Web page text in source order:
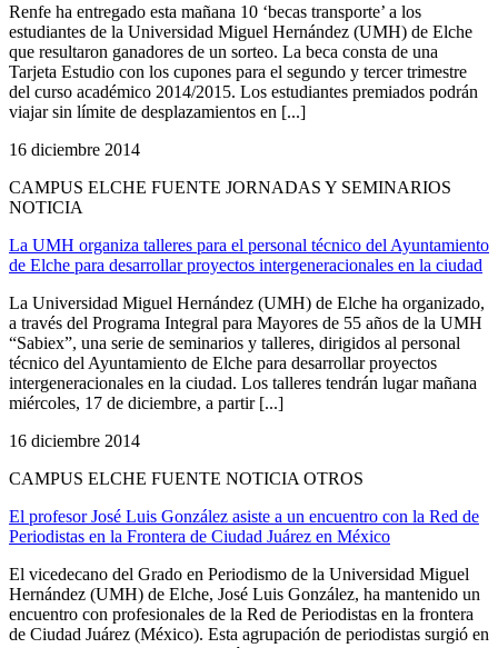
Renfe ha entregado esta mañana 10 ‘becas transporte’ a los
estudiantes de la Universidad Miguel Hernández (UMH) de Elche
que resultaron ganadores de un sorteo. La beca consta de una
Tarjeta Estudio con los cupones para el segundo y tercer trimestre
del curso académico 2014/2015. Los estudiantes premiados podrán
viajar sin límite de desplazamientos en [...]
16 diciembre 2014
CAMPUS ELCHE FUENTE JORNADAS Y SEMINARIOS
NOTICIA
La UMH organiza talleres para el personal técnico del Ayuntamiento
de Elche para desarrollar proyectos intergeneracionales en la ciudad
La Universidad Miguel Hernández (UMH) de Elche ha organizado,
a través del Programa Integral para Mayores de 55 años de la UMH
“Sabiex”, una serie de seminarios y talleres, dirigidos al personal
técnico del Ayuntamiento de Elche para desarrollar proyectos
intergeneracionales en la ciudad. Los talleres tendrán lugar mañana
miércoles, 17 de diciembre, a partir [...]
16 diciembre 2014
CAMPUS ELCHE FUENTE NOTICIA OTROS
El profesor José Luis González asiste a un encuentro con la Red de
Periodistas en la Frontera de Ciudad Juárez en México
El vicedecano del Grado en Periodismo de la Universidad Miguel
Hernández (UMH) de Elche, José Luis González, ha mantenido un
encuentro con profesionales de la Red de Periodistas en la frontera
de Ciudad Juárez (México). Esta agrupación de periodistas surgió en